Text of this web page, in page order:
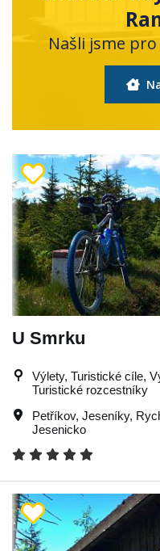
Našli jsme
U Smrku
Výlety, Turistické cíle,
Turistické rozcestníky
Petříkov, Jeseníky,
Jesenicko